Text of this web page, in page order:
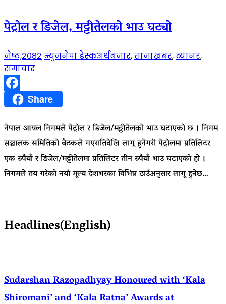
पेट्रोल र डिजेल, मट्टीतेलको भाउ घट्यो
जेष्ठ,२०८२ न्युजनेपा डेस्कअर्थबजार,ताजाखबर,ब्यानर,
समाचार
FacebookShare
नेपाल आयल निगमले पेट्रोल र डिजेल/मट्टीतेलको भाउ घटाएको छ । निगम
सञ्चालक समितिको बैठकले गएरातिदेखि लागू हुनेगरी पेट्रोलमा प्रतिलिटर
एक रुपैयाँ र डिजेल/मट्टीतेलमा प्रतिलिटर तीन रुपैयाँ भाउ घटाएको हो ।
निगमले तय गरेको नयाँ मूल्य देशभरका विभिन्न ठाउँअनुसार लागू हुनेछ…
Headlines(English)
Sudarshan Razopadhyay Honoured with ‘Kala
Shiromani’ and ‘Kala Ratna’ Awards at